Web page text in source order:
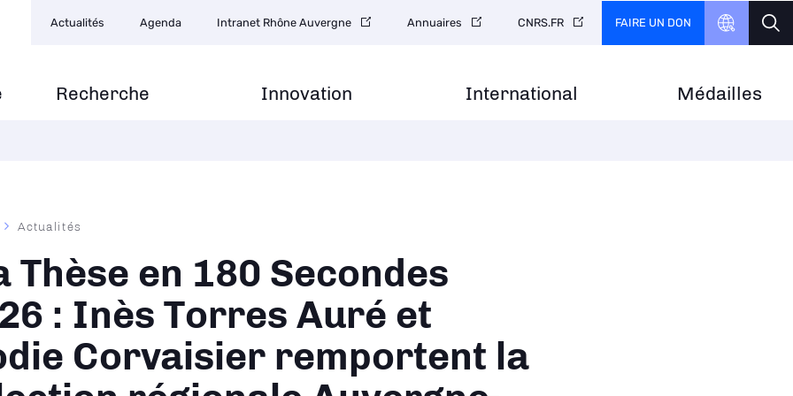
Recherche Innovation International Médailles
secondaire
Actualités Agenda Intranet Rhône Auvergne Annuaires CNRS.FR FAIRE UN DON
Actualités
Thèse en 180 Secondes
: Inès Torres Auré et
Corvaisier remportent la